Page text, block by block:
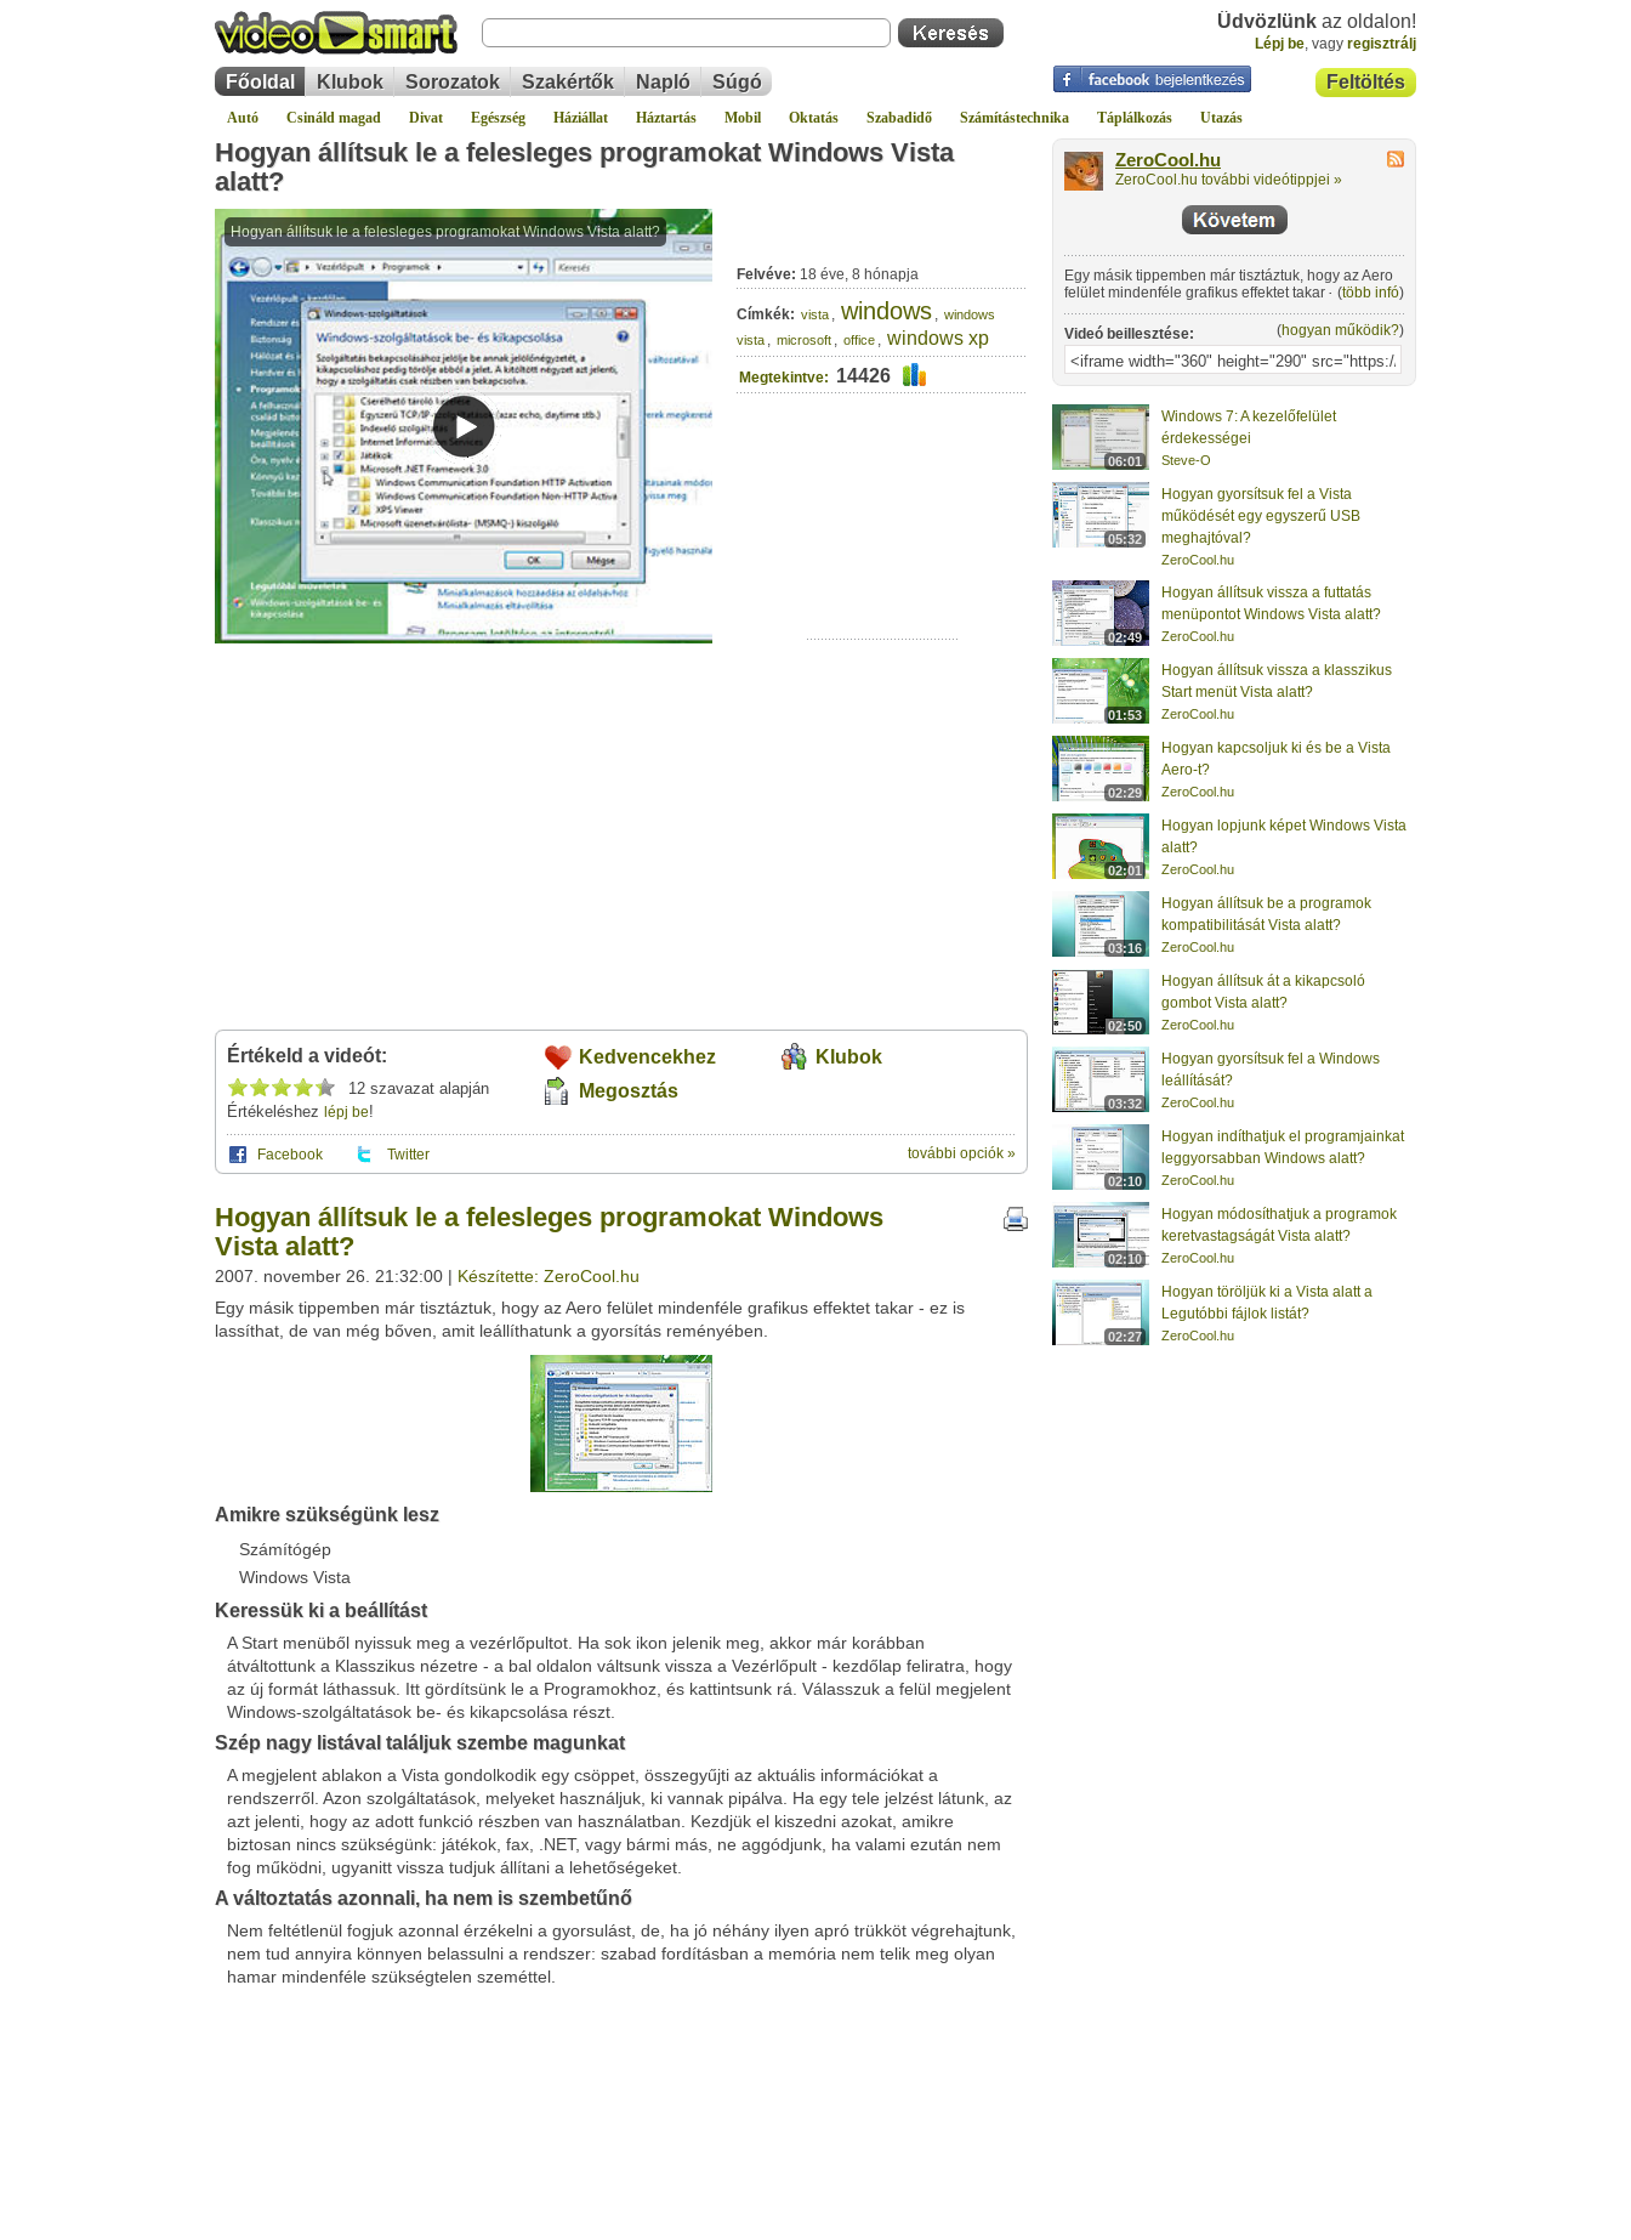
Üdvözlünk az oldalon!
Lépj be, vagy regisztrálj
Feltöltés
Főoldal Klubok Sorozatok Szakértők Napló Súgó
Autó Csináld magad Divat Egészség Háziállat Háztartás Mobil Oktatás Szabadidő Számítástechnika Táplálkozás Utazás
Hogyan állítsuk le a felesleges programokat Windows Vista
alatt?
Felvéve: 18 éve, 8 hónapja
Címkék: vista , windows , windows
vista , microsoft , office , windows xp
Megtekintve: 14426
Értékeld a videót:
12 szavazat alapján
Értékeléshez lépj be!
Kedvencekhez
Klubok
Megosztás
Facebook Twitter további opciók »
használhatod a saját leveleződet, vagy ezt a felületet:
Neved:
Címzett e-mail címe:
Google
Windows Tippek-Trükkök
Ha van egy kis időd,nézz szét meglévő klubjaink között!
Hogyan állítsuk le a felesleges programokat Windows
Vista alatt?
2007. november 26. 21:32:00 | Készítette: ZeroCool.hu
Egy másik tippemben már tisztáztuk, hogy az Aero felület mindenféle grafikus effektet takar - ez is
lassíthat, de van még bőven, amit leállíthatunk a gyorsítás reményében.
Amikre szükségünk lesz
Számítógép
Windows Vista
Keressük ki a beállítást
A Start menüből nyissuk meg a vezérlőpultot. Ha sok ikon jelenik meg, akkor már korábban
átváltottunk a Klasszikus nézetre - a bal oldalon váltsunk vissza a Vezérlőpult - kezdőlap feliratra, hogy
az új formát láthassuk. Itt gördítsünk le a Programokhoz, és kattintsunk rá. Válasszuk a felül megjelent
Windows-szolgáltatások be- és kikapcsolása részt.
Szép nagy listával találjuk szembe magunkat
A megjelent ablakon a Vista gondolkodik egy csöppet, összegyűjti az aktuális információkat a
rendszerről. Azon szolgáltatások, melyeket használjuk, ki vannak pipálva. Ha egy tele jelzést látunk, az
azt jelenti, hogy az adott funkció részben van használatban. Kezdjük el kiszedni azokat, amikre
biztosan nincs szükségünk: játékok, fax, .NET, vagy bármi más, ne aggódjunk, ha valami ezután nem
fog működni, ugyanitt vissza tudjuk állítani a lehetőségeket.
A változtatás azonnali, ha nem is szembetűnő
Nem feltétlenül fogjuk azonnal érzékelni a gyorsulást, de, ha jó néhány ilyen apró trükköt végrehajtunk,
nem tud annyira könnyen belassulni a rendszer: szabad fordításban a memória nem telik meg olyan
hamar mindenféle szükségtelen szeméttel.
ZeroCool.hu
ZeroCool.hu további videótippjei »
Egy másik tippemben már tisztáztuk, hogy az Aero
felület mindenféle grafikus effektet takar - ez is
lassíthat, de van még bőven, amit leállíthatunk a
gyorsítás reményében.
(több infó)
Videó beillesztése: (hogyan működik?)
06:01
Windows 7: A kezelőfelület
érdekességei
Steve-O
05:32
Hogyan gyorsítsuk fel a Vista
működését egy egyszerű USB
meghajtóval?
ZeroCool.hu
02:49
Hogyan állítsuk vissza a futtatás
menüpontot Windows Vista alatt?
ZeroCool.hu
01:53
Hogyan állítsuk vissza a klasszikus
Start menüt Vista alatt?
ZeroCool.hu
02:29
Hogyan kapcsoljuk ki és be a Vista
Aero-t?
ZeroCool.hu
02:01
Hogyan lopjunk képet Windows Vista
alatt?
ZeroCool.hu
03:16
Hogyan állítsuk be a programok
kompatibilitását Vista alatt?
ZeroCool.hu
02:50
Hogyan állítsuk át a kikapcsoló
gombot Vista alatt?
ZeroCool.hu
03:32
Hogyan gyorsítsuk fel a Windows
leállítását?
ZeroCool.hu
02:10
Hogyan indíthatjuk el programjainkat
leggyorsabban Windows alatt?
ZeroCool.hu
02:10
Hogyan módosíthatjuk a programok
keretvastagságát Vista alatt?
ZeroCool.hu
02:27
Hogyan töröljük ki a Vista alatt a
Legutóbbi fájlok listát?
ZeroCool.hu